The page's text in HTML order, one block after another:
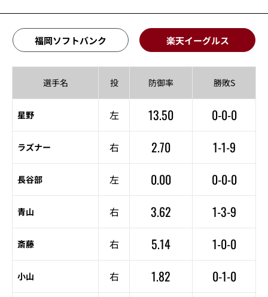
福岡ソフトバンク 楽天イーグルス
選手名 投 防御率 勝敗S
星野 左 13.50 0-0-0
ラズナー 右 2.70 1-1-9
長谷部 左 0.00 0-0-0
青山 右 3.62 1-3-9
斎藤 右 5.14 1-0-0
小山 右 1.82 0-1-0